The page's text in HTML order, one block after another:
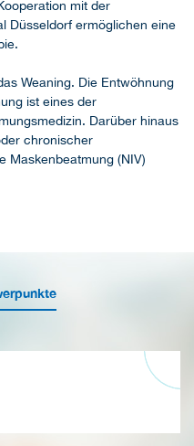
mit der
Düsseldorf ermöglichen eine
Weaning. Die Entwöhnung
ist eines der
Darüber hinaus
chronischer
Maskenbeatmung (NIV)